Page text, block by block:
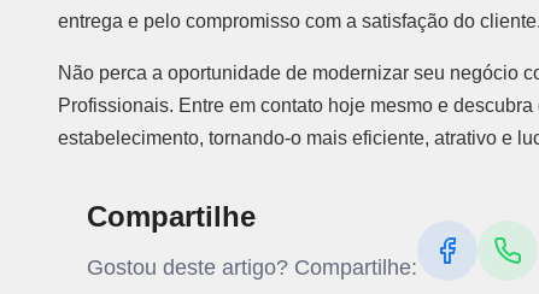
entrega e pelo compromisso com a satisfação do cliente.
Não perca a oportunidade de modernizar seu negócio
Profissionais. Entre em contato hoje mesmo e
estabelecimento, tornando-o mais eficiente, atrativo e
Compartilhe
Gostou deste artigo? Compartilhe: